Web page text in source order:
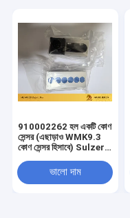
910002262 হল একটি কোণ
সেন্সর (এছাড়াও WMK9.3
কোণ সেন্সর হিসাবে) Sulzer
ব্যবহৃত।
ভালো দাম